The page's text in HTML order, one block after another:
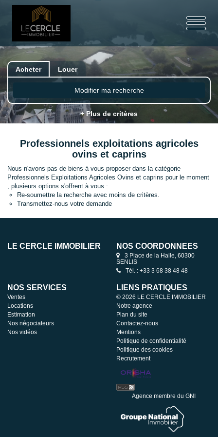
Acheter Louer
Modifier ma recherche
+ Plus de critères
Professionnels exploitations agricoles
ovins et caprins
Nous n'avons pas de biens à vous proposer dans la catégorie
Professionnels Exploitations Agricoles Ovins et caprins pour le moment
, plusieurs options s'offrent à vous :
Re-soumettre la recherche avec moins de critères.
Transmettez-nous votre demande
LE CERCLE IMMOBILIER NOS COORDONNÉES
3 Place de la Halle, 60300
SENLIS
Tél. : +33 3 68 38 48 48
NOS SERVICES
Ventes
Locations
Estimation
Nos négociateurs
Nos vidéos
LIENS PRATIQUES
© 2026 LE CERCLE IMMOBILIER
Notre agence
Plan du site
Contactez-nous
Mentions
Politique de confidentialité
Politique des cookies
Recrutement
Agence membre du GNI